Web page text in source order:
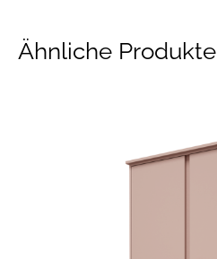
Ähnliche Produkte